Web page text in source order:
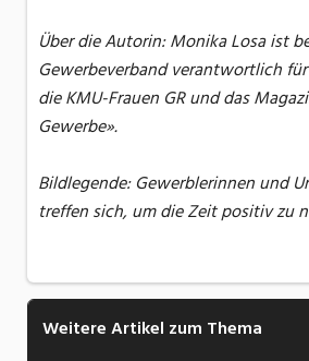
Über die Autorin: Monika Losa ist
Gewerbeverband verantwortlich
die KMU-Frauen GR und das
Gewerbe».
Bildlegende: Gewerblerinnen und
treffen sich, um die Zeit positiv zu
Weitere Artikel zum Thema